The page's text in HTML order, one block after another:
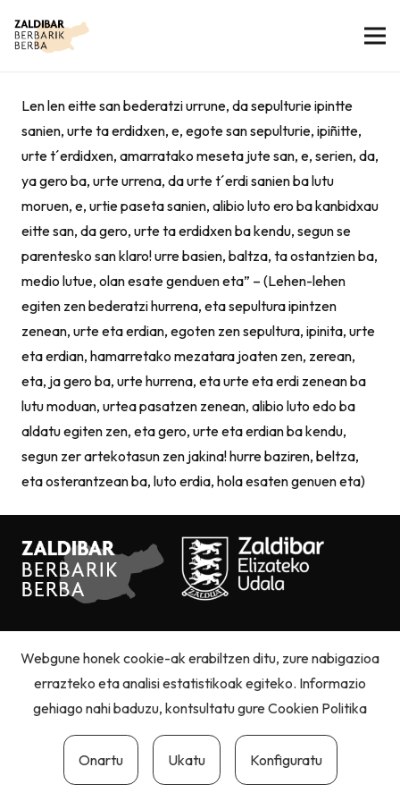
Len len eitte san bederatzi urrune, da sepulturie ipintte
sanien, urte ta erdidxen, e, egote san sepulturie, ipiñitte,
urte t´erdidxen, amarratako meseta jute san, e, serien, da,
ya gero ba, urte urrena, da urte t´erdi sanien ba lutu
moruen, e, urtie paseta sanien, alibio luto ero ba kanbidxau
eitte san, da gero, urte ta erdidxen ba kendu, segun se
parentesko san klaro! urre basien, baltza, ta ostantzien ba,
medio lutue, olan esate genduen eta” – (Lehen-lehen
egiten zen bederatzi hurrena, eta sepultura ipintzen
zenean, urte eta erdian, egoten zen sepultura, ipinita, urte
eta erdian, hamarretako mezatara joaten zen, zerean,
eta, ja gero ba, urte hurrena, eta urte eta erdi zenean ba
lutu moduan, urtea pasatzen zenean, alibio luto edo ba
aldatu egiten zen, eta gero, urte eta erdian ba kendu,
segun zer artekotasun zen jakina! hurre baziren, beltza,
eta osterantzean ba, luto erdia, hola esaten genuen eta)
Webgune honek cookie-ak erabiltzen ditu, zure nabigazioa
errazteko eta analisi estatistikoak egiteko. Informazio
gehiago nahi baduzu, kontsultatu gureCookien Politika
Onartu Ukatu Konfiguratu